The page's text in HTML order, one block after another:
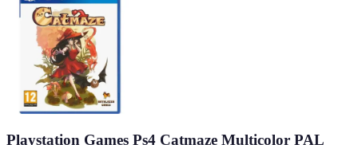
Playstation Games Ps4 Catmaze Multicolor PAL